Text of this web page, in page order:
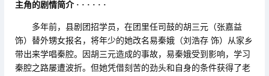
主角的剧情简介 · · · · · ·
多年前，县剧团招学员，在团里任司鼓的胡三元（张嘉益
饰）替外甥女报名，将年少的她改名易秦娥（刘浩存 饰）从家乡
带出来学唱秦腔。因胡三元造成的事故，易秦娥受到影响，学习
秦腔之路屡遭波折。但她凭借刻苦的劲头和自身的条件获得了老